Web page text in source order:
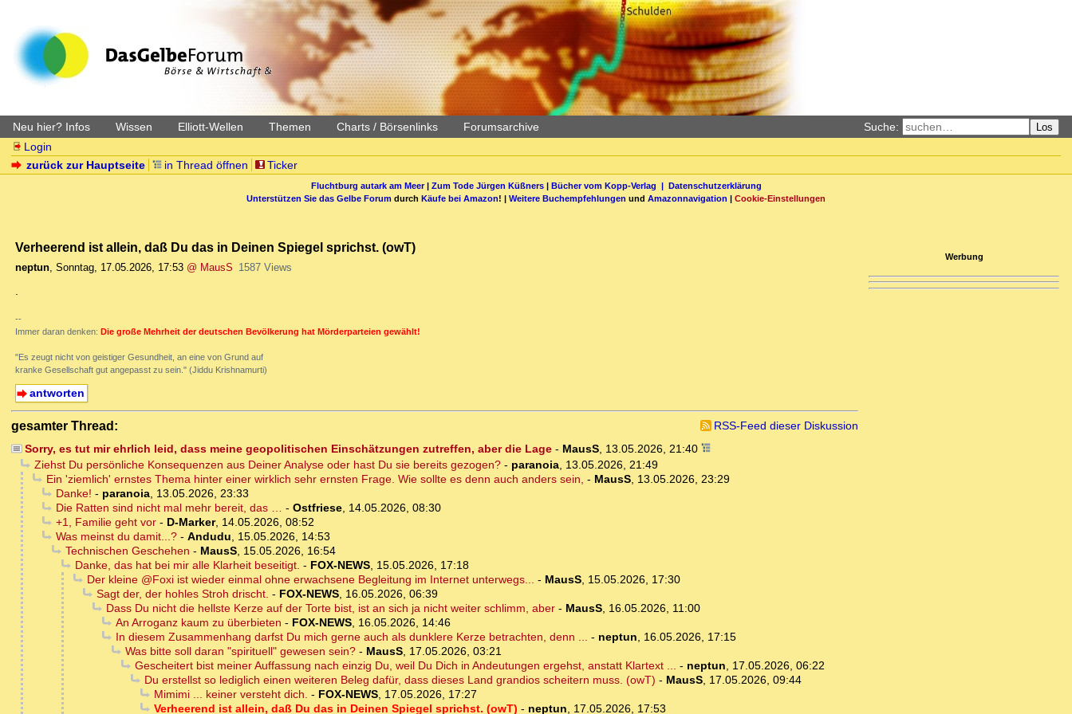
Neu hier? Infos Wissen Elliott-Wellen Themen Charts / Börsenlinks Forumsarchive Suche: Los
Login
zurück zur Hauptseite
in Thread öffnen Ticker
Fluchtburg autark am Meer| Zum Tode Jürgen Küßners| Bücher vom Kopp-Verlag | Datenschutzerklärung
Unterstützen Sie das Gelbe Forum durch Käufe bei Amazon! | Weitere Buchempfehlungen und Amazonnavigation | Cookie-Einstellungen
Verheerend ist allein, daß Du das in Deinen Spiegel sprichst. (owT)
neptun, Sonntag, 17.05.2026, 17:53 @ MausS 1587 Views
.
--
Immer daran denken: Die große Mehrheit der deutschen Bevölkerung hat Mörderparteien gewählt!
"Es zeugt nicht von geistiger Gesundheit, an eine von Grund auf
kranke Gesellschaft gut angepasst zu sein." (Jiddu Krishnamurti)
antworten
gesamter Thread:
RSS-Feed dieser Diskussion
Sorry, es tut mir ehrlich leid, dass meine geopolitischen Einschätzungen zutreffen, aber die Lage- MausS, 13.05.2026, 21:40
Ziehst Du persönliche Konsequenzen aus Deiner Analyse oder hast Du sie bereits gezogen?- paranoia, 13.05.2026, 21:49
Ein 'ziemlich' ernstes Thema hinter einer wirklich sehr ernsten Frage. Wie sollte es denn auch anders sein, - MausS, 13.05.2026, 23:29
Danke! - paranoia, 13.05.2026, 23:33
Die Ratten sind nicht mal mehr bereit, das … - Ostfriese, 14.05.2026, 08:30
+1, Familie geht vor- D-Marker, 14.05.2026, 08:52
Was meinst du damit...?- Andudu, 15.05.2026, 14:53
Technischen Geschehen - MausS, 15.05.2026, 16:54
Danke, das hat bei mir alle Klarheit beseitigt. - FOX-NEWS, 15.05.2026, 17:18
Der kleine @Foxi ist wieder einmal ohne erwachsene Begleitung im Internet unterwegs... - MausS, 15.05.2026, 17:30
Sagt der, der hohles Stroh drischt. - FOX-NEWS, 16.05.2026, 06:39
Dass Du nicht die hellste Kerze auf der Torte bist, ist an sich ja nicht weiter schlimm, aber- MausS, 16.05.2026, 11:00
An Arroganz kaum zu überbieten - FOX-NEWS, 16.05.2026, 14:46
In diesem Zusammenhang darfst Du mich gerne auch als dunklere Kerze betrachten, denn ... - neptun, 16.05.2026, 17:15
Was bitte soll daran "spirituell" gewesen sein?- MausS, 17.05.2026, 03:21
Gescheitert bist meiner Auffassung nach einzig Du, weil Du Dich in Andeutungen ergehst, anstatt Klartext ... - neptun, 17.05.2026, 06:22
Du erstellst so lediglich einen weiteren Beleg dafür, dass dieses Land grandios scheitern muss. (owT) - MausS, 17.05.2026, 09:44
Mimimi ... keiner versteht dich. - FOX-NEWS, 17.05.2026, 17:27
Verheerend ist allein, daß Du das in Deinen Spiegel sprichst. (owT) - neptun, 17.05.2026, 17:53
Werbung